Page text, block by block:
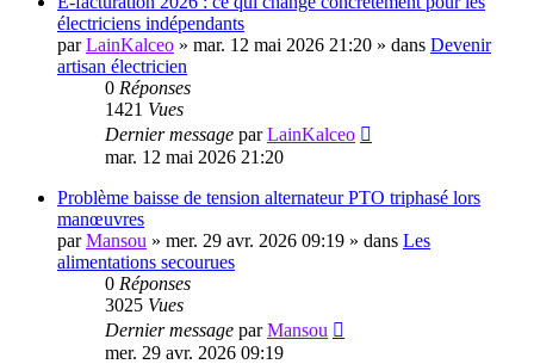
électriciens indépendants
parLainKalceo » mar. 12 mai 2026 21:20 » dans Devenir
artisan électricien
0 Réponses
1421 Vues
Dernier message parLainKalceo
mar. 12 mai 2026 21:20
Problème baisse de tension alternateur PTO triphasé lors
manœuvres
parMansou » mer. 29 avr. 2026 09:19 » dans Les
alimentations secourues
0 Réponses
3025 Vues
Dernier message parMansou
mer. 29 avr. 2026 09:19